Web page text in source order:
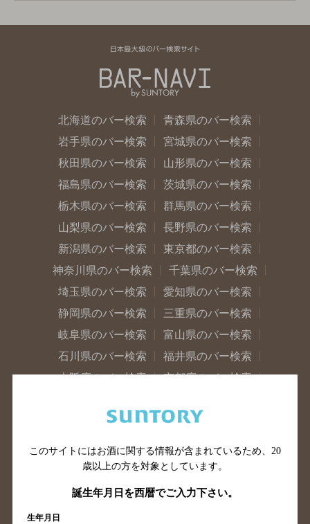
北海道のバー検索
青森県のバー検索
岩手県のバー検索
宮城県のバー検索
秋田県のバー検索
山形県のバー検索
福島県のバー検索
茨城県のバー検索
栃木県のバー検索
群馬県のバー検索
山梨県のバー検索
長野県のバー検索
新潟県のバー検索
東京都のバー検索
神奈川県のバー検索
千葉県のバー検索
埼玉県のバー検索
愛知県のバー検索
静岡県のバー検索
三重県のバー検索
岐阜県のバー検索
富山県のバー検索
石川県のバー検索
福井県のバー検索
大阪府のバー検索
京都府のバー検索
滋賀県のバー検索
和歌山県のバー検索
山口県のバー検索
鳥取県のバー検索
島根県のバー検索
徳島県のバー検索
このサイトにはお酒に関する情報が含まれているため、 20
歳以上の方を対象としています。
誕生年月日を西暦でご入力下さい。
生年月日